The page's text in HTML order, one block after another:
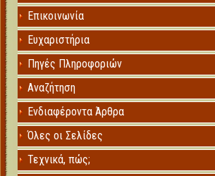
Επικοινωνία
Ευχαριστήρια
Πηγές Πληροφοριών
Αναζήτηση
Ενδιαφέροντα Άρθρα
Όλες οι Σελίδες
Τεχνικά, πώς;